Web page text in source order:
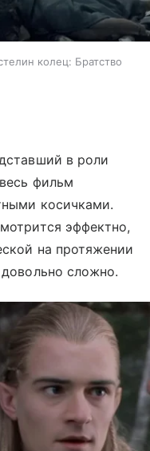
колец: Братство
в роли
фильм
косичками.
эффектно,
на протяжении
сложно.